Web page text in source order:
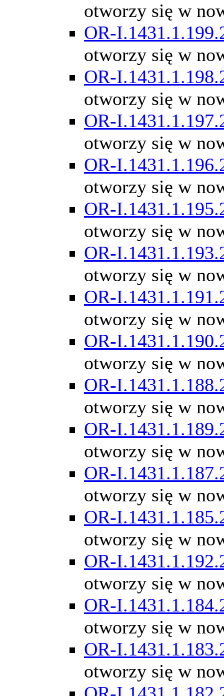
otworzy się w
OR-
otworzy się w
OR-
otworzy się w
OR-
otworzy się w
OR-
otworzy się w
OR-
otworzy się w
OR-
otworzy się w
OR-
otworzy się w
OR-
otworzy się w
OR-
otworzy się w
OR-
otworzy się w
OR-
otworzy się w
OR-
otworzy się w
OR-
otworzy się w
OR-
otworzy się w
OR-
otworzy się w